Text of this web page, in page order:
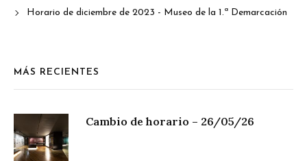
Horario de diciembre de 2023 - Museo de la 1.ª Demarcación
MÁS RECIENTES
Cambio de horario – 26/05/26